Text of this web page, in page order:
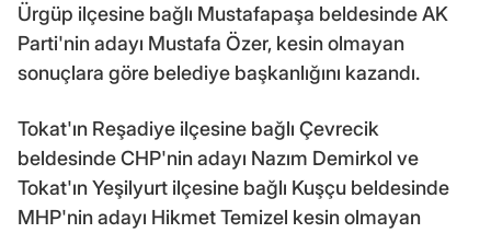
Ürgüp ilçesine bağlı Mustafapaşa beldesinde AK
Parti'nin adayı Mustafa Özer, kesin olmayan
sonuçlara göre belediye başkanlığını kazandı.
Tokat'ın Reşadiye ilçesine bağlı Çevrecik
beldesinde CHP'nin adayı Nazım Demirkol ve
Tokat'ın Yeşilyurt ilçesine bağlı Kuşçu beldesinde
MHP'nin adayı Hikmet Temizel kesin olmayan